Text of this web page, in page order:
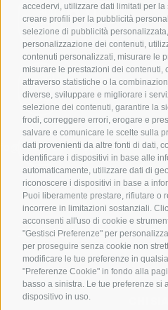
accedervi, utilizzare dati limitati per
creare profili per la pubblicità
selezione di pubblicità
personalizzazione dei contenuti,
contenuti personalizzati, misurare le
misurare le prestazioni dei contenuti,
attraverso statistiche o la
diverse, sviluppare e migliorare i
selezione dei contenuti, garantire la
frodi, correggere errori, erogare e
salvare e comunicare le scelte sulla
dati provenienti da altre fonti di dati,
identificare i dispositivi in base alle
automaticamente, utilizzare dati di
riconoscere i dispositivi in base a
Puoi liberamente prestare, rifiutare o
incorrere in limitazioni sostanziali.
acconsenti all'uso di cookie e
"Gestisci Preferenze" per
per proseguire senza cookie non
modificare le tue preferenze in
"Preferenze Cookie" in fondo alla
basso a sinistra. Le tue preferenze si
dispositivo in uso.
800
944
550
391
1017
240
NOLEGGIO A LUNGO
NOLEGGIO A